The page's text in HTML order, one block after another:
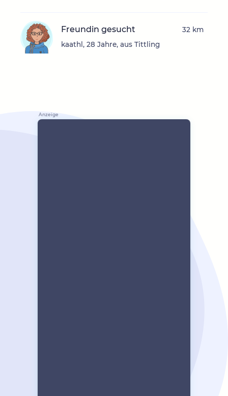
Freundin gesucht
kaathl, 28 Jahre, aus Tittling
32 km